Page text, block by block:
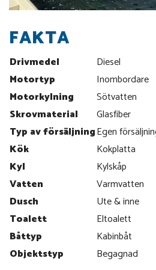
FAKTA
Drivmedel
Diesel
Motortyp
Inombordare
Motorkylning
Sötvatten
Skrovmaterial
Glasfiber
Typ av försäljningEgen
Kök
Kokplatta
Kyl
Kylskåp
Vatten
Varmvatten
Dusch
Ute & inne
Toalett
Eltoalett
Båttyp
Kabinbåt
Objektstyp
Begagnad